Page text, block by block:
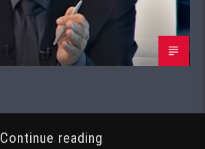
Continue reading